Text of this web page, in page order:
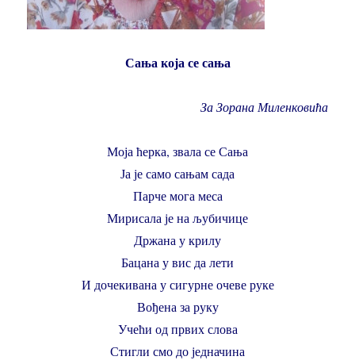
Сања која се сања
За Зорана Миленковића
Моја ћерка, звала се Сања
Ја је само сањам сада
Парче мога меса
Мирисала је на љубичице
Држана у крилу
Бацана у вис да лети
И дочекивана у сигурне очеве руке
Вођена за руку
Учећи од првих слова
Стигли смо до једначина